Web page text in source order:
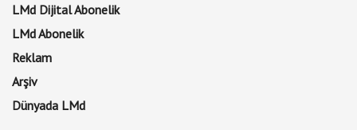
LMd Dijital Abonelik
LMd Abonelik
Reklam
Arşiv
Dünyada LMd